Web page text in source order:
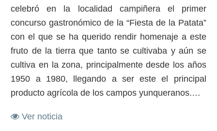
celebró en la localidad campiñera el primer
concurso gastronómico de la “Fiesta de la Patata”
con el que se ha querido rendir homenaje a este
fruto de la tierra que tanto se cultivaba y aún se
cultiva en la zona, principalmente desde los años
1950 a 1980, llegando a ser este el principal
producto agrícola de los campos yunqueranos.…
Ver noticia